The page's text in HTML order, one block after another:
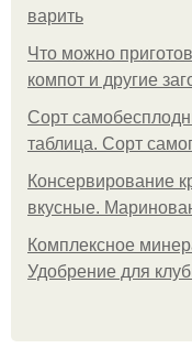
варить
Что можно
компот и другие
Сорт
таблица. Сорт
Консервирование
вкусные.
Комплексное
Удобрение для